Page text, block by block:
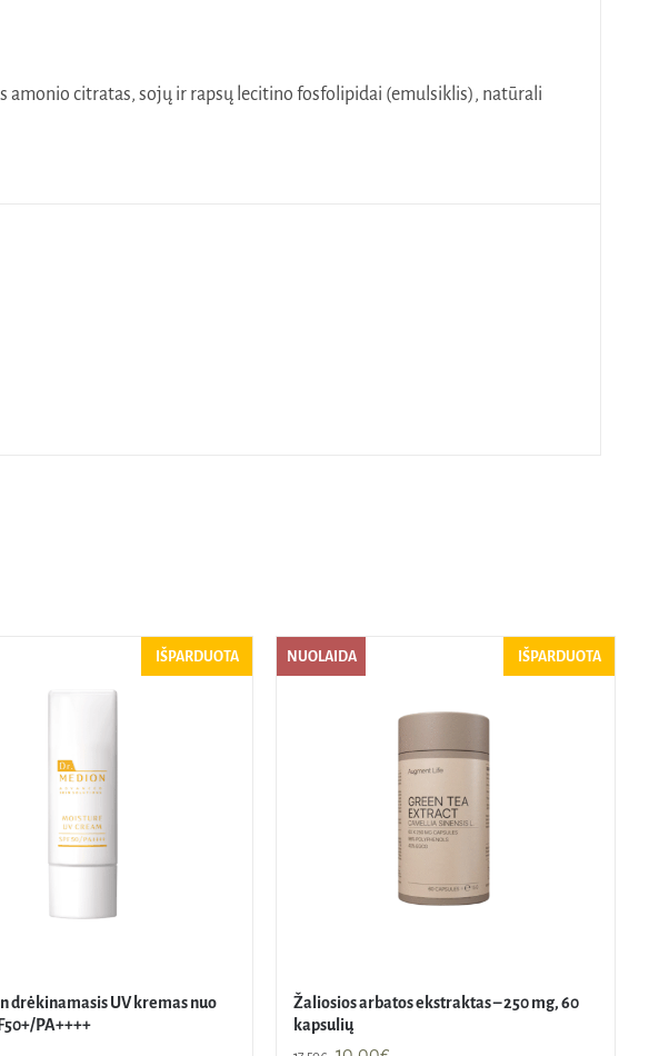
amonio citratas, sojų ir rapsų lecitino fosfolipidai (emulsiklis), natūrali
IŠPARDUOTA
drėkinamasis UV kremas nuo
PA++++
NUOLAIDA IŠPARDUOTA
Žaliosios arbatos ekstraktas – 250 mg, 60
kapsulių